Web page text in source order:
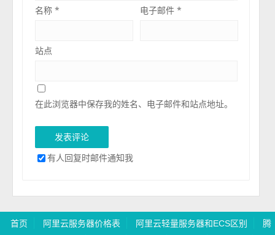
名称* 电子邮件*
站点
在此浏览器中保存我的姓名、电子邮件和站点地址。
有人回复时邮件通知我
首页 阿里云服务器价格表 阿里云轻量服务器和ECS区别 腾